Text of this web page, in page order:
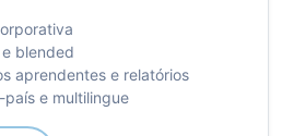
blended
aprendentes e relatórios
e multilingue